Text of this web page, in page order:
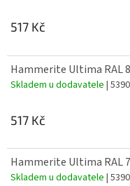
517 Kč
Hammerite Ultima RAL
Skladem u dodavatele |
517 Kč
Hammerite Ultima RAL
Skladem u dodavatele |